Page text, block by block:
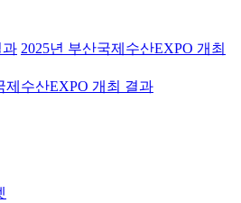
과 2025년 부산국제수산EXPO 개최
제수산EXPO 개최 결과